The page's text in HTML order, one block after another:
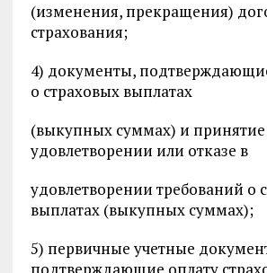
(изменения, прекращения)
страхования;
4) документы,
о страховых выплатах
(выкупных суммах) и
удовлетворении или отказе в
удовлетворении требований о
выплатах (выкупных суммах);
5) первичные учетные